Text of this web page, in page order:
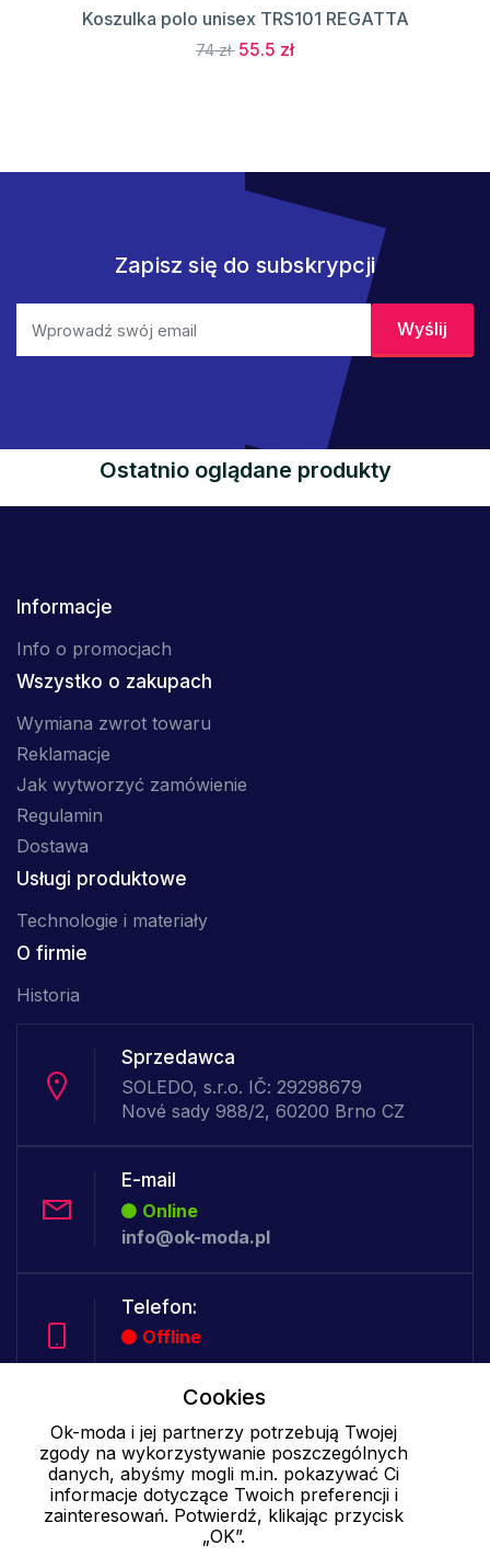
Koszulka polo unisex TRS101 REGATTA
74 zł 55.5 zł
Zapisz się do subskrypcji
Ostatnio oglądane produkty
Informacje
Info o promocjach
Wszystko o zakupach
Wymiana zwrot towaru
Reklamacje
Jak wytworzyć zamówienie
Regulamin
Dostawa
Usługi produktowe
Technologie i materiały
O firmie
Historia
Sprzedawca
SOLEDO, s.r.o. IČ: 29298679
Nové sady 988/2, 60200 Brno CZ
E-mail
Online
info@ok-moda.pl
Telefon:
Offline
Cookies - szczegółowe ustawienia|Więcej informacji|
prywatności
Cookies
Ok-moda i jej partnerzy potrzebują Twojej
zgody na wykorzystywanie poszczególnych
danych, abyśmy mogli m.in. pokazywać Ci
informacje dotyczące Twoich preferencji i
zainteresowań. Potwierdź, klikając przycisk
„OK”.